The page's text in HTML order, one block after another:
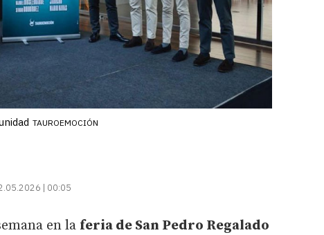
TAUROEMOCIÓN
| 00:05
en la feria de San Pedro Regalado